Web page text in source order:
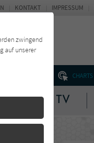
CHARTS
Kino & TV
KONTAKT IMPRESSUM
zwingend
auf unserer